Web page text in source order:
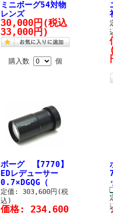
ミニボーグ54対物
レンズ
30,000円 (税込
33,000円)
購入数 個
ボーグ 【7770】
EDレデューサー
0.7×DGQG（
定価: 303,600円(税
込)
価格: 234,600